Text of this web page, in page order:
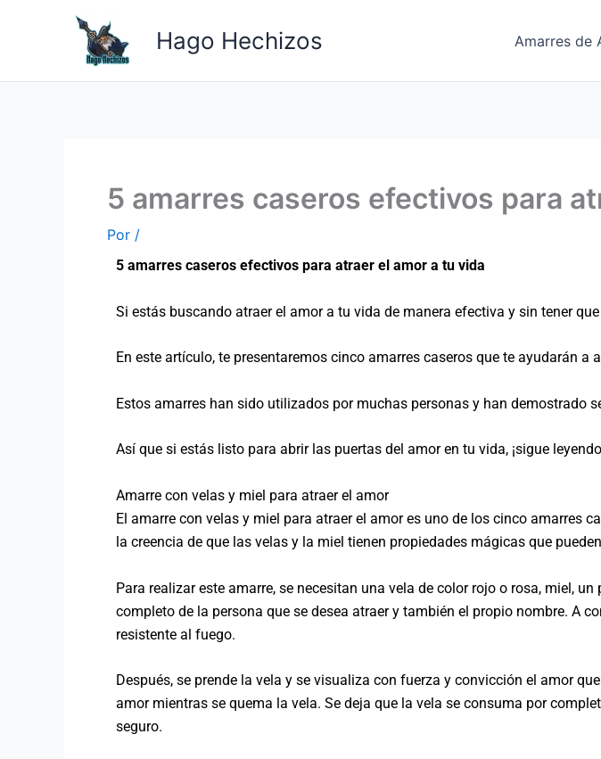
Hago Hechizos Amarres de
5 amarres caseros efectivos para
Por /
5 amarres caseros efectivos para atraer el amor a tu vida
Si estás buscando atraer el amor a tu vida de manera efectiva y sin tener
En este artículo, te presentaremos cinco amarres caseros que te ayudarán a
Estos amarres han sido utilizados por muchas personas y han demostrado
Así que si estás listo para abrir las puertas del amor en tu vida, ¡sigue
Amarre con velas y miel para atraer el amor
El amarre con velas y miel para atraer el amor es uno de los cinco amarres
la creencia de que las velas y la miel tienen propiedades mágicas que
Para realizar este amarre, se necesitan una vela de color rojo o rosa, miel,
completo de la persona que se desea atraer y también el propio nombre. A
resistente al fuego.
Después, se prende la vela y se visualiza con fuerza y convicción el amor
amor mientras se quema la vela. Se deja que la vela se consuma por
seguro.